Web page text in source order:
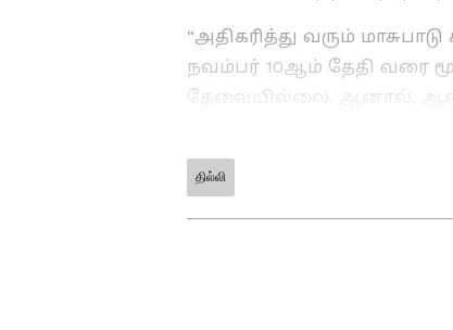
“அதிகரித்து வரும்
நவம்பர் 10ஆம் தேதி வரை
தேவையில்லை. ஆனால்,
தெரிவித்துள்ளார்.
ABOUT THE AUTHOR
தில்லி